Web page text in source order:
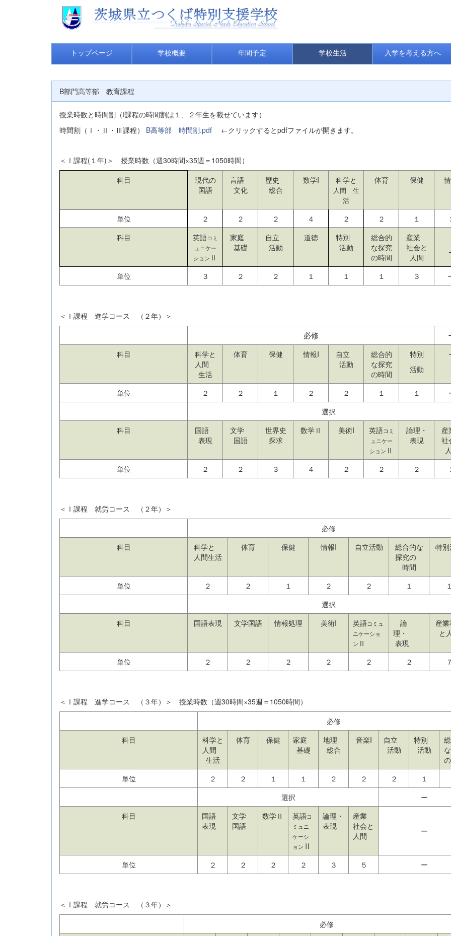
トップページ 学校概要 年間予定 学校生活 入学を考える方へ
B部門高等部 教育課程
授業時数と時間割（I課程の時間割は１、２年生を載せています）
時間割（Ⅰ・Ⅱ・Ⅲ課程） B高等部 時間割.pdf ←クリックするとpdfファイルが開きます。
＜Ⅰ課程(１年)＞ 授業時数（週30時間×35週＝1050時間）
科目
現代の
国語
言語
文化
歴史
総合
数学I 科学と
人間 生
活
体育 保健
単位 ２ ２ ２ ４ ２ ２ １
科目
英語コミ
ュニケー
ション Ⅱ
家庭
基礎
自立
活動
道徳
特別
活動
総合的
な探究
の時間
産業
社会と
人間
単位 ３ ２ ２ １ １ １ ３
＜Ⅰ課程 進学コース （２年）＞
必修
科目
科学と
人間
生活
体育 保健 情報I
自立
活動
総合的
な探究
の時間
特別
活動
単位 ２ ２ １ ２ ２ １ １
選択
科目
国語
表現
文学
国語
世界史
探求
数学Ⅱ 美術I 英語コミ
ュニケー
ション Ⅱ
論理・
表現
社
単位
２ ２ ３ ４ ２ ２ ２
＜Ⅰ課程 就労コース （２年）＞
必修
科目
科学と
人間生活
体育 保健 情報I 自立活動
総合的な
探究の
時間
特
単位 ２ ２ １ ２ ２ １
１
選択
科目
国語表現 文学国語 情報処理 美術I 英語コミュ
ニケーショ
ン Ⅱ
論
理・
表現
産
と
単位 ２ ２ ２ ２ ２ ２ ７
＜Ⅰ課程 進学コース （３年）＞ 授業時数（週30時間×35週＝1050時間）
必修
科目
科学と
人間
生活
体育 保健
家庭
基礎
地理
総合
音楽I
自立
活動
特別
活動
単位
２ ２ １ １ ２ ２ ２ １
選択
ー
科目
国語
表現
文学
国語
数学Ⅱ 英語コ
ミュニ
ケーシ
ョン Ⅱ
論理・
表現
産業
社会と
人間
ー
単位 ２ ２ ２ ２ ３ ５ ー
＜Ⅰ課程 就労コース （３年）＞
必修